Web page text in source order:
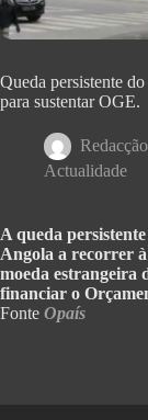
Queda persistente
para sustentar OGE.
Actualidade
A queda
Angola a recorrer à
moeda estrangeira
financiar o
Fonte Opaís